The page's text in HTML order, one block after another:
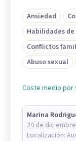
Ansiedad
Habilidades
Conflictos
Abuso sexual
Coste medio por
Marina
20 de
Localización: